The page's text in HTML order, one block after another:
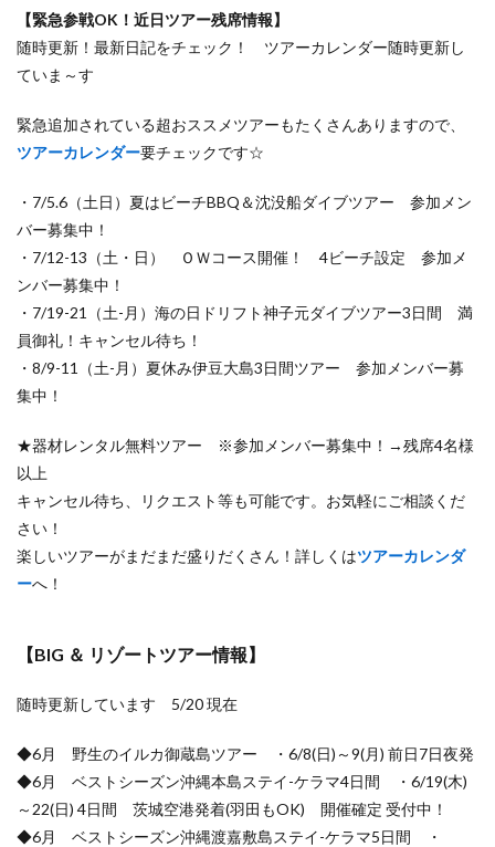
【緊急参戦OK！近日ツアー残席情報】
随時更新！最新日記をチェック！ ツアーカレンダー随時更新し
ていま～す
緊急追加されている超おススメツアーもたくさんありますので、
ツアーカレンダー要チェックです☆
・7/5.6（土日）夏はビーチBBQ＆沈没船ダイブツアー 参加メン
バー募集中！
・7/12-13（土・日） ＯＷコース開催！ 4ビーチ設定 参加メ
ンバー募集中！
・7/19-21（土-月）海の日ドリフト神子元ダイブツアー3日間 満
員御礼！キャンセル待ち！
・8/9-11（土-月）夏休み伊豆大島3日間ツアー 参加メンバー募
集中！
★器材レンタル無料ツアー ※参加メンバー募集中！→残席4名様
以上
キャンセル待ち、リクエスト等も可能です。お気軽にご相談くだ
さい！
楽しいツアーがまだまだ盛りだくさん！詳しくはツアーカレンダ
ーへ！
【BIG ＆ リゾートツアー情報】
随時更新しています 5/20 現在
◆6月 野生のイルカ御蔵島ツアー ・6/8(日)～9(月) 前日7日夜発
◆6月 ベストシーズン沖縄本島ステイ-ケラマ4日間 ・6/19(木)
～22(日) 4日間 茨城空港発着(羽田もOK) 開催確定 受付中！
◆6月 ベストシーズン沖縄渡嘉敷島ステイ-ケラマ5日間 ・